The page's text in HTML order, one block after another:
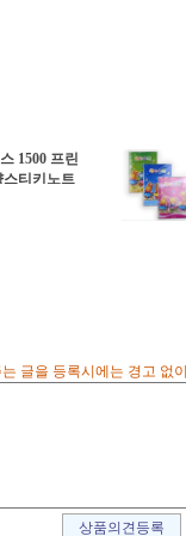
1500 프린
스티키노트
지
글을 등록시에는 경고 없